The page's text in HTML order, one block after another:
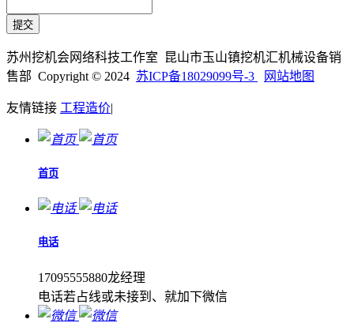
苏州挖机会网络科技工作室 昆山市玉山镇挖机汇机械设备销
售部 Copyright © 2024 苏ICP备18029099号-3 网站地图
友情链接 工程造价|
首页
电话
17095555880龙经理
电话若占线或未接到、就加下微信